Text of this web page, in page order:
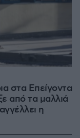
στα Επείγοντα
από τα μαλλιά
η